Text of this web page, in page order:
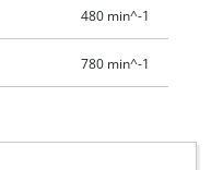
480 min^-1
780 min^-1